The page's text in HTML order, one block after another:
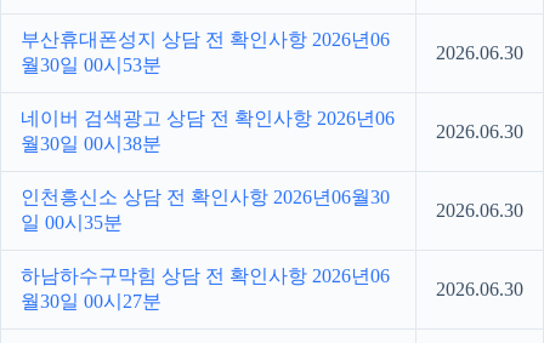
부산휴대폰성지 상담 전 확인사항 2026년06
월30일 00시53분
2026.06.30
네이버 검색광고 상담 전 확인사항 2026년06
월30일 00시38분
2026.06.30
인천흥신소 상담 전 확인사항 2026년06월30
일 00시35분
2026.06.30
하남하수구막힘 상담 전 확인사항 2026년06
월30일 00시27분
2026.06.30